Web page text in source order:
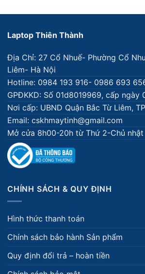
Laptop Thiên Thành
Địa Chỉ: 27 Cổ Nhuế- Phường Cổ
Liêm- Hà Nội
Hotline: 0984 193 916- 0986 693
GPĐKKD: Số 01d8019969, cấp ngày
Nơi cấp: UBND Quận Bắc Từ Liêm,
Email: cskhmaytinh@gmail.com
Mở cửa 8h00-20h từ Thứ 2-Chủ nhật
CHÍNH SÁCH & QUY ĐỊNH
Hình thức thanh toán
Chính sách bảo hành Sản phẩm
Quy định đổi trả – hoàn tiền